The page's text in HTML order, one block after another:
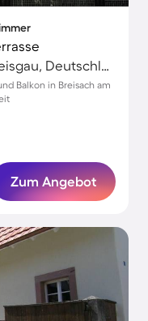
Munzingen, Freiburg im Breisgau, Deutschland
Balkon in Breisach am
Zum Angebot